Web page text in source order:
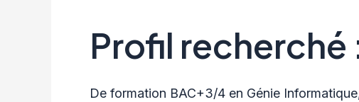
Profil recherché
De formation BAC+3/4 en Génie